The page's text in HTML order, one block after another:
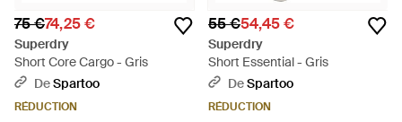
75 €74,25 €
Superdry
Short Core Cargo - Gris
DeSpartoo
RÉDUCTION
55 €54,45 €
Superdry
Short Essential - Gris
DeSpartoo
RÉDUCTION